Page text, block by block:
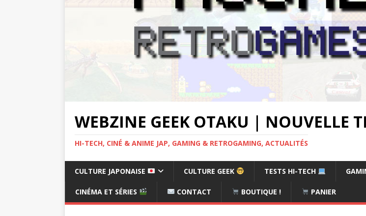
WEBZINE GEEK OTAKU | NOUVELLE
HI-TECH, CINÉ & ANIME JAP, GAMING & RETROGAMING, ACTUALITÉS
CULTURE JAPONAISE CULTURE GEEK TESTS HI-TECH
CINÉMA ET SÉRIES CONTACT BOUTIQUE ! PANIER